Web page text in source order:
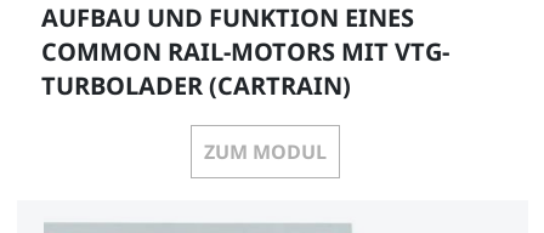
AUFBAU UND FUNKTION EINES
COMMON RAIL-MOTORS MIT VTG-
TURBOLADER (CARTRAIN)
ZUM MODUL